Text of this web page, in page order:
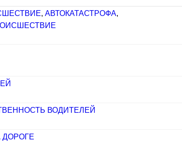
, АВТОКАТАСТРОФА,
ВОДИТЕЛЕЙ
ДОРОГЕ